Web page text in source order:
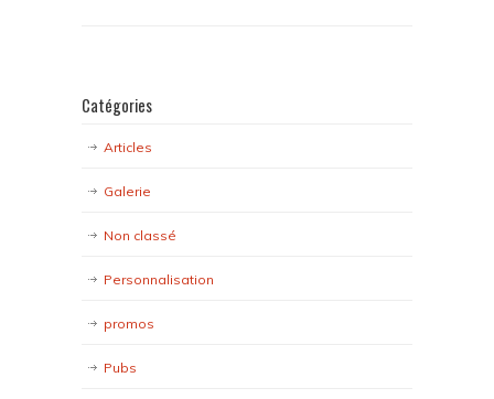
Catégories
Articles
Galerie
Non classé
Personnalisation
promos
Pubs